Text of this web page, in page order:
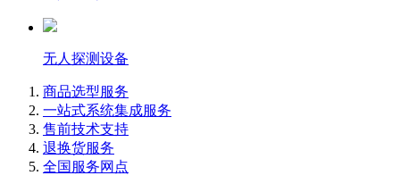
无人探测设备
商品选型服务
一站式系统集成服务
售前技术支持
退换货服务
全国服务网点